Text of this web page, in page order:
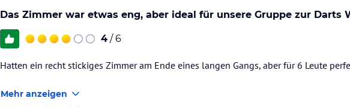
Das Zimmer war etwas eng, aber ideal für unsere Gruppe zur Darts
4 / 6
Hatten ein recht stickiges Zimmer am Ende eines langen Gangs, aber für 6 Leute
Mehr anzeigen